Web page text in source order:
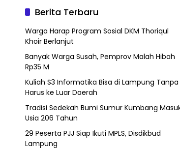
Berita Terbaru
Warga Harap Program Sosial DKM Thoriqul
Khoir Berlanjut
Banyak Warga Susah, Pemprov Malah Hibah
Rp35 M
Kuliah S3 Informatika Bisa di Lampung Tanpa
Harus ke Luar Daerah
Tradisi Sedekah Bumi Sumur Kumbang
Usia 206 Tahun
29 Peserta PJJ Siap Ikuti MPLS, Disdikbud
Lampung